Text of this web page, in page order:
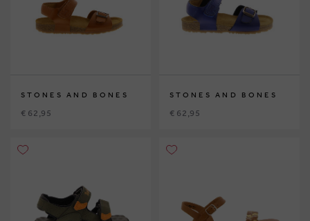
STONES AND BONES
€ 62,95
STONES AND BONES
€ 62,95